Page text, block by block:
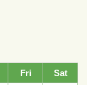
Fri Sat